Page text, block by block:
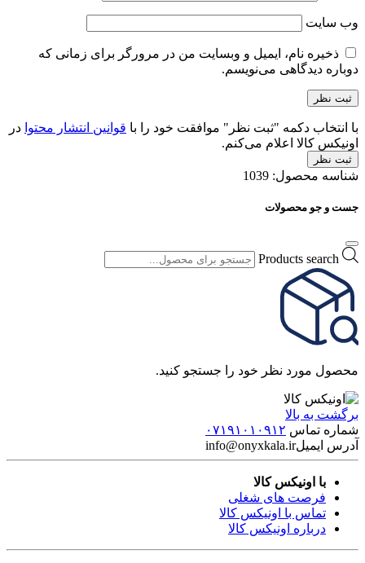
وب‌ سایت
ذخیره نام، ایمیل و وبسایت من در مرورگر برای زمانی که
دوباره دیدگاهی می‌نویسم.
با انتخاب دکمه "ثبت نظر" موافقت خود را با قوانین انتشار محتوا در
اونیکس کالا اعلام می‌کنم.
ثبت نظر
شناسه محصول: 1039
جست و جو محصولات
Products search
محصول مورد نظر خود را جستجو کنید.
برگشت به بالا
شماره تماس ۰۷۱۹۱۰۱۰۹۱۲
آدرس ایمیلinfo@onyxkala.ir
با اونیکس کالا
فرصت های شغلی
تماس با اونیکس کالا
درباره اونیکس کالا